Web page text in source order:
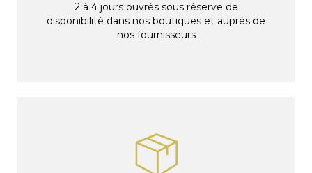
2 à 4 jours ouvrés sous réserve de
disponibilité dans nos boutiques et auprès de
nos fournisseurs